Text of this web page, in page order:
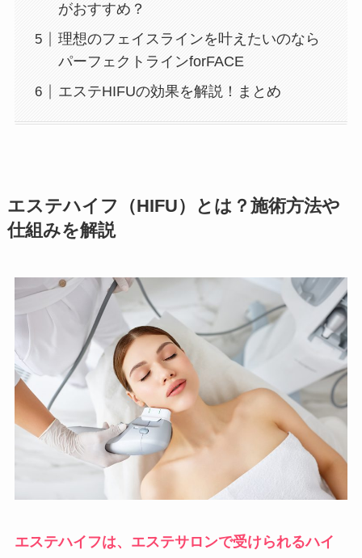
がおすすめ？
理想のフェイスラインを叶えたいのなら
パーフェクトラインforFACE
エステHIFUの効果を解説！まとめ
エステハイフ（HIFU）とは？施術方法や
仕組みを解説
エステハイフは、エステサロンで受けられるハイ